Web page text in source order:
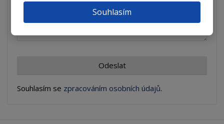
Souhlasím
Odeslat
Souhlasím se zpracováním osobních údajů.